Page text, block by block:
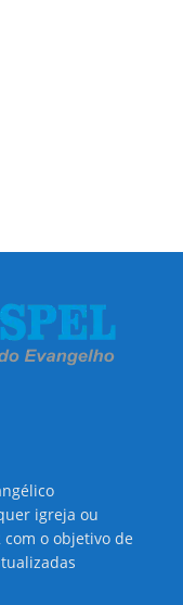
igreja ou
o objetivo de